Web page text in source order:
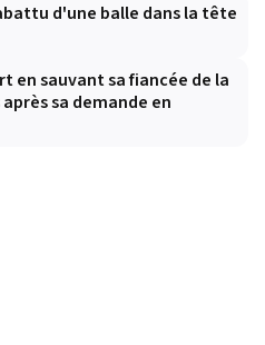
d'une balle dans la tête
en sauvant sa fiancée de la
sa demande en